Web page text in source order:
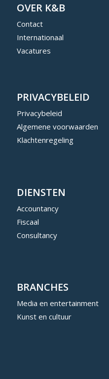
OVER K&B
Contact
Internationaal
Vacatures
PRIVACYBELEID
Privacybeleid
Algemene voorwaarden
Klachtenregeling
DIENSTEN
Accountancy
Fiscaal
Consultancy
BRANCHES
Media en entertainment
Kunst en cultuur